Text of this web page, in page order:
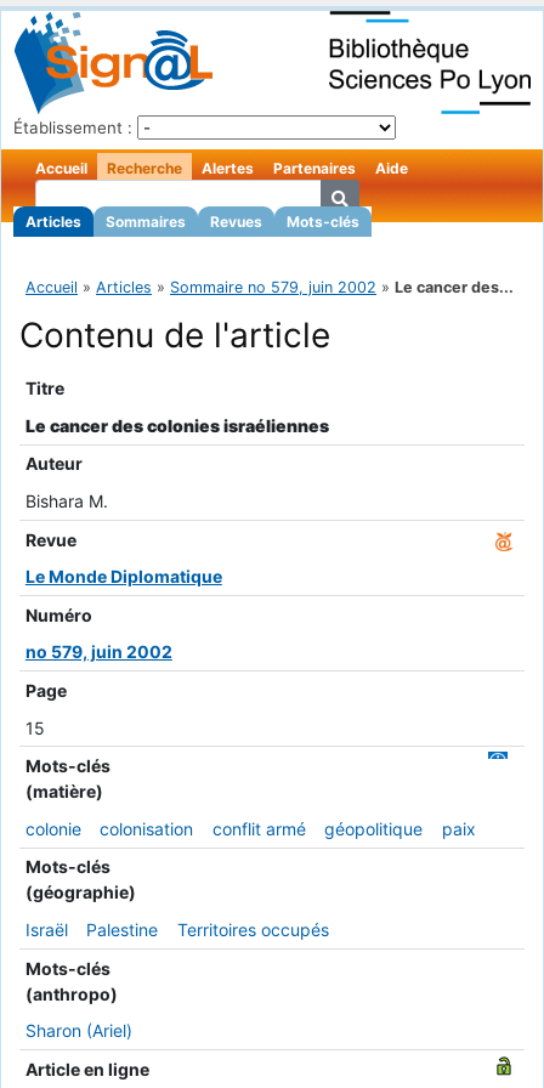
Établissement :
Accueil Recherche
Articles Sommaires Revues Mots-clés
Alertes Partenaires Aide
Accueil » Articles » Sommaire no 579, juin 2002 » Le cancer des...
Contenu de l'article
Titre
Le cancer des colonies israéliennes
Auteur
Bishara M.
Revue
Le Monde Diplomatique
Numéro
no 579, juin 2002
Page
15
Mots-clés
(matière)
colonie
colonisation conflit armé géopolitique
paix
Mots-clés
(géographie)
Israël
Palestine
Territoires occupés
Mots-clés
(anthropo)
Sharon (Ariel)
Article en ligne